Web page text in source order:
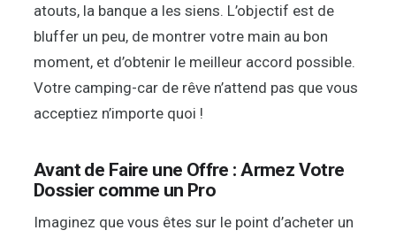
atouts, la banque a les siens. L’objectif est de
bluffer un peu, de montrer votre main au bon
moment, et d’obtenir le meilleur accord possible.
Votre camping-car de rêve n’attend pas que vous
acceptiez n’importe quoi !
Avant de Faire une Offre : Armez Votre
Dossier comme un Pro
Imaginez que vous êtes sur le point d’acheter un